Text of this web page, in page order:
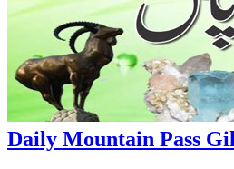
Daily Mountain Pass